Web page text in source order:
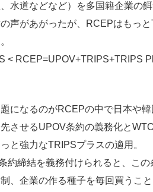
水道などなど）を多国籍企業の
声があがったが、RCEPはもっ
< RCEP=UPOV+TRIPS+TRIPS
になるのがRCEPの中で日本や韓
させるUPOV条約の義務化と
と強力なTRIPSプラスの適用。
締結を義務付けられると、この
、企業の作る種子を毎回買うこ